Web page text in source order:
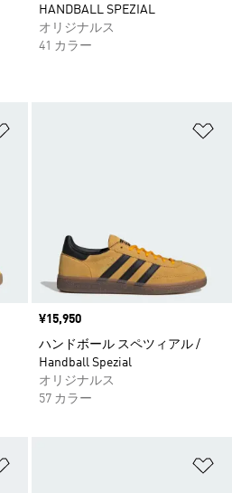
HANDBALL SPEZIAL
オリジナルス
41 カラー
価格
¥15,950
ハンドボール スペツィアル /
Handball Spezial
オリジナルス
57 カラー